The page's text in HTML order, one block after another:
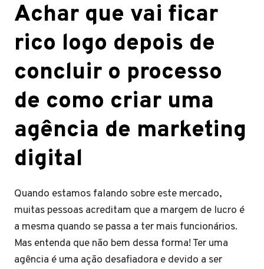
Achar que vai ficar
rico logo depois de
concluir o processo
de como criar uma
agência de marketing
digital
Quando estamos falando sobre este mercado,
muitas pessoas acreditam que a margem de lucro é
a mesma quando se passa a ter mais funcionários.
Mas entenda que não bem dessa forma! Ter uma
agência é uma ação desafiadora e devido a ser